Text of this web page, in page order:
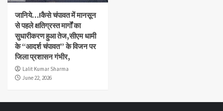
जानिये…!कैसे चंपावत में मानसून
से पहले क्षतिग्रस्त मार्गों का
सुधारीकरण हुआ तेज,सीएम धामी
के “आदर्श चंपावत” के विजन पर
जिला प्रशासन गंभीर,
Lalit Kumar Sharma
June 22, 2026